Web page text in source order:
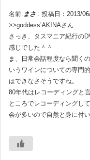
名前: まさ : 投稿日：2013/
>>goddess’AKINAさん
さっき、タスマニア紀行の
感じでした＾＾
ま、日常会話程度なら聞く
いうワインについての専門
はできなさそうですね。
80年代はレコーディングと
ところでレコーディングし
会が多いので自然と身に付